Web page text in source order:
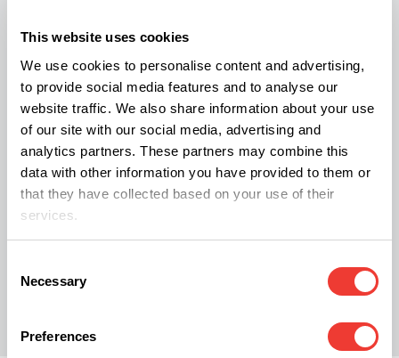
This website uses cookies
We use cookies to personalise content and advertising,
to provide social media features and to analyse our
website traffic. We also share information about your use
of our site with our social media, advertising and
analytics partners. These partners may combine this
data with other information you have provided to them or
that they have collected based on your use of their
services.
Selection
Necessary
Preferences
om het duo schuldig te vinden. In december wordt
het proces voortgezet.
R